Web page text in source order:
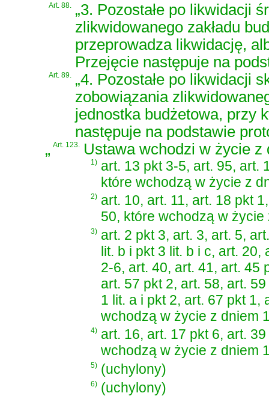
Art. 88.
„3. Pozostałe po likwidacji
zlikwidowanego zakładu
przeprowadza likwidację,
Przejęcie następuje na
Art. 89.
„4. Pozostałe po likwidacji
zobowiązania
jednostka budżetowa, przy
następuje na podstawie
„Art. 123. Ustawa wchodzi w życie
1) art. 13 pkt 3-5, art. 95, art.
które wchodzą w życie z
2) art. 10, art. 11, art. 18 pkt
50, które wchodzą w
3) art. 2 pkt 3, art. 3, art. 5,
lit. b i pkt 3 lit. b i c, art. 20,
2-6, art. 40, art. 41, art. 45
art. 57 pkt 2, art. 58, art.
1 lit. a i pkt 2, art. 67 pkt 1,
wchodzą w życie z dniem
4) art. 16, art. 17 pkt 6, art.
wchodzą w życie z dniem
5) (uchylony)
6) (uchylony)